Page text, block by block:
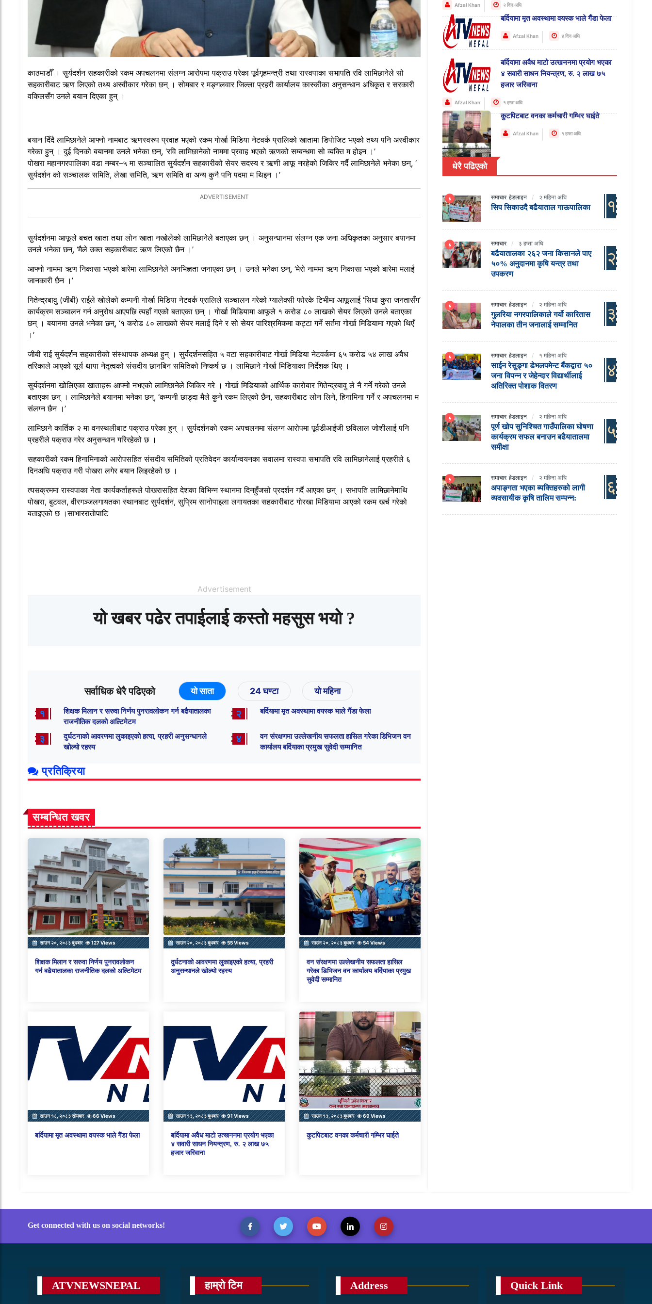
काठमाडौँ । सुर्यदर्शन सहकारीको रकम अपचलनमा संलग्न आरोपमा पक्राउ परेका पूर्वगृहमन्त्री तथा रास्वपाका सभापति रवि लामिछानेले सो
सहकारीबाट ऋण लिएको तथ्य अस्वीकार गरेका छन् । सोमबार र मङ्गलवार जिल्ला प्रहरी कार्यालय कास्कीका अनुसन्धान अधिकृत र सरकारी
वकिलसँग उनले बयान दिएका हुन् ।
बयान दिँदै लामिछानेले आफ्नो नामबाट ऋणस्वरुप प्रवाह भएको रकम गोर्खा मिडिया नेटवर्क प्रालिको खातामा डिपोजिट भएको तथ्य पनि अस्वीकार
गरेका हुन् । दुई दिनको बयानमा उनले भनेका छन्, ‘रवि लामिछानेको नाममा प्रवाह भएको ऋणको सम्बन्धमा सो व्यक्ति म होइन ।’
पोखरा महानगरपालिका वडा नम्बर–५ मा सञ्चालित सुर्यदर्शन सहकारीको सेयर सदस्य र ऋणी आफू नरहेको जिकिर गर्दै लामिछानेले भनेका छन्, ‘
सुर्यदर्शन को सञ्चालक समिति, लेखा समिति, ऋण समिति वा अन्य कुनै पनि पदमा म थिइन ।’
सुर्यदर्शनमा आफूले बचत खाता तथा लोन खाता नखोलेको लामिछानेले बताएका छन् । अनुसन्धानमा संलग्न एक जना अधिकृतका अनुसार बयानमा
उनले भनेका छन्, ‘मैले उक्त सहकारीबाट ऋण लिएको छैन ।’
आफ्नो नाममा ऋण निकासा भएको बारेमा लामिछानेले अनभिज्ञता जनाएका छन् । उनले भनेका छन्, ‘मेरो नाममा ऋण निकासा भएको बारेमा मलाई
जानकारी छैन ।’
गितेन्द्रबावु (जीबी) राईले खोलेको कम्पनी गोर्खा मिडिया नेटवर्क प्रालिले सञ्चालन गरेको ग्यालेक्सी फोरके टिभीमा आफूलाई ‘सिधा कुरा जनतासँग’
कार्यक्रम सञ्चालन गर्न अनुरोध आएपछि त्यहाँ गएको बताएका छन् । गोर्खा मिडियामा आफूले १ करोड ८० लाखको सेयर लिएको उनले बताएका
छन् । बयानमा उनले भनेका छन्, ‘१ करोड ८० लाखको सेयर मलाई दिने र सो सेयर पारिश्रमिकमा कट्टा गर्ने सर्तमा गोर्खा मिडियामा गएको थिएँ
।’
जीबी राई सुर्यदर्शन सहकारीको संस्थापक अध्यक्ष हुन् । सुर्यदर्शनसहित ५ वटा सहकारीबाट गोर्खा मिडिया नेटवर्कमा ६५ करोड ५४ लाख अवैध
तरिकाले आएको सूर्य थापा नेतृत्वको संसदीय छानबिन समितिको निष्कर्ष छ । लामिछाने गोर्खा मिडियाका निर्देशक थिए ।
सुर्यदर्शनमा खोलिएका खाताहरू आफ्नो नभएको लामिछानेले जिकिर गरे । गोर्खा मिडियाको आर्थिक कारोबार गितेन्द्रबावु ले नै गर्ने गरेको उनले
बताएका छन् । लामिछानेले बयानमा भनेका छन्, ‘कम्पनी छाड्दा मैले कुने रकम लिएको छैन, सहकारीबाट लोन लिने, हिनामिना गर्ने र अपचलनमा म
संलग्न छैन ।’
लामिछाने कार्तिक २ मा वनस्थलीबाट पक्राउ परेका हुन् । सुर्यदर्शनको रकम अपचलनमा संलग्न आरोपमा पूर्वडीआईजी छविलाल जोशीलाई पनि
प्रहरीले पक्राउ गरेर अनुसन्धान गरिरहेको छ ।
सहकारीको रकम हिनामिनाको आरोपसहित संसदीय समितिको प्रतिवेदन कार्यान्वयनका सवालमा रास्वपा सभापति रवि लामिछानेलाई प्रहरीले ६
दिनअघि पक्राउ गरी पोखरा लगेर बयान लिइरहेको छ ।
त्यसक्रममा रास्वपाका नेता कार्यकर्ताहरूले पोखरासहित देशका विभिन्न स्थानमा दिनहुँजसो प्रदर्शन गर्दै आएका छन् । सभापति लामिछानेमाथि
पोखरा, बुटवल, वीरगञ्जलगायतका स्थानबाट सुर्यदर्शन, सुप्रिम सानोपाइला लगायतका सहकारीबाट गोरखा मिडियामा आएको रकम खर्च गरेको
बताइएको छ ।साभारराताेपाटि
Advertisement
यो खबर पढेर तपाईलाई कस्तो महसुस भयो ?
सर्वाधिक धेरै पढिएको यो साता 24 घण्टा यो महिना
१
शिक्षक मिलान र सरुवा निर्णय पुनरावलोकन गर्न बढैयातालका
राजनीतिक दलको अल्टिमेटम
२ बर्दियामा मृत अवस्थामा वयस्क भाले गैंडा फेला
३
दुर्घटनाको आवरणमा लुकाइएको हत्या, प्रहरी अनुसन्धानले
खोल्यो रहस्य
४
वन संरक्षणमा उल्लेखनीय सफलता हासिल गरेका डिभिजन वन
कार्यालय बर्दियाका प्रमुख सुवेदी सम्मानित
प्रतिक्रिया
सम्बन्धित खवर
साउन २०, २०८३ बुधबार 127 Views
शिक्षक मिलान र सरुवा निर्णय पुनरावलोकन
गर्न बढैयातालका राजनीतिक दलको अल्टिमेटम
साउन २०, २०८३ बुधबार 55 Views
दुर्घटनाको आवरणमा लुकाइएको हत्या, प्रहरी
अनुसन्धानले खोल्यो रहस्य
साउन २०, २०८३ बुधबार 54 Views
वन संरक्षणमा उल्लेखनीय सफलता हासिल
गरेका डिभिजन वन कार्यालय बर्दियाका प्रमुख
सुवेदी सम्मानित
साउन १८, २०८३ सोमबार 66 Views
बर्दियामा मृत अवस्थामा वयस्क भाले गैंडा फेला
साउन १३, २०८३ बुधबार 91 Views
बर्दियामा अवैध माटो उत्खननमा प्रयोग भएका
४ सवारी साधन नियन्त्रण, रु. २ लाख ७५
हजार जरिवाना
साउन १३, २०८३ बुधबार 69 Views
कुटपिटबाट वनका कर्मचारी गम्भिर घाईते
Afzal Khan २ दिन अघि
बर्दियामा मृत अवस्थामा वयस्क भाले गैंडा फेला
Afzal Khan ४ दिन अघि
बर्दियामा अवैध माटो उत्खननमा प्रयोग भएका
४ सवारी साधन नियन्त्रण, रु. २ लाख ७५
हजार जरिवाना
Afzal Khan १ हप्ता अघि
कुटपिटबाट वनका कर्मचारी गम्भिर घाईते
Afzal Khan १ हप्ता अघि
धेरै पढिएको
समाचार हेडलाइन २ महिना अघि
सिप सिकाउदै बढैयाताल गाऊपालिका १
समाचार ३ हप्ता अघि
बढैयातालका २६२ जना किसानले पाए
५०% अनुदानमा कृषि यन्त्र तथा
उपकरण
२
समाचार हेडलाइन २ महिना अघि
गुलरिया नगरपालिकाले गर्यो कारितास
नेपालका तीन जनालाई सम्मानित
३
समाचार हेडलाइन १ महिना अघि
साईन रेसुङ्गा डेभलपमेन्ट बैंकद्वारा ५०
जना विपन्न र जेहेन्दार विद्यार्थीलाई
अतिरिक्त पोशाक वितरण
४
समाचार हेडलाइन २ महिना अघि
पूर्ण खोप सुनिश्चित गाउँपालिका घोषणा
कार्यक्रम सफल बनाउन बढैयातालमा
समीक्षा
५
समाचार हेडलाइन २ महिना अघि
अपाङ्गता भएका ब्यक्तिहरुको लागी
व्यवसायीक कृषि तालिम सम्पन्न:
६
Get connected with us on social networks!
ATVNEWSNEPAL हाम्रो टिम Address Quick Link